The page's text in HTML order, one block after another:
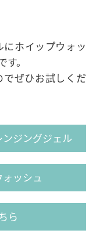
ホイップウォッ
。
ぜひお試しくだ
ジングジェル
ッシュ
ら